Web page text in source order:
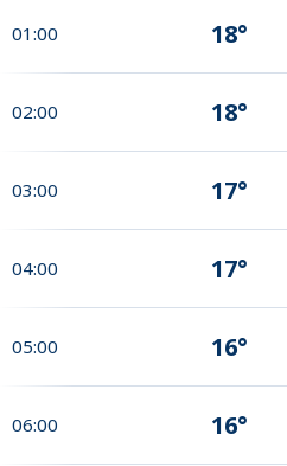
01:00 18°
02:00 18°
03:00 17°
04:00 17°
05:00 16°
06:00 16°